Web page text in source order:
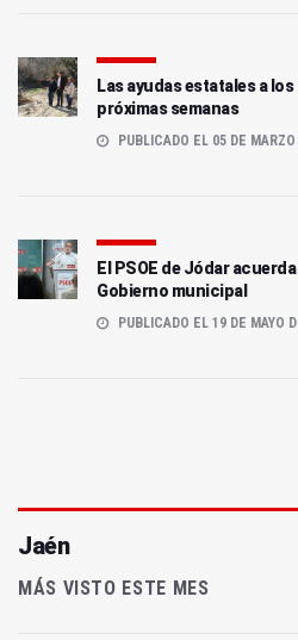
Las ayudas estatales a
próximas semanas
PUBLICADO EL 05 DE
El PSOE de Jódar
Gobierno municipal
PUBLICADO EL 19 DE MAYO
Jaén
MÁS VISTO ESTE MES